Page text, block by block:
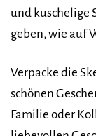
und kuschelige
geben, wie auf
Verpacke die
schönen
Familie oder